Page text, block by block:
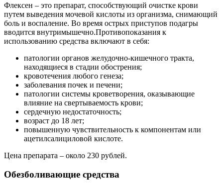
Флексен – это препарат, способствующий очистке крови
путем выведения мочевой кислоты из организма, снимающий
боль и воспаление. Во время острых приступов подагры
вводится внутримышечно.Противопоказания к
использованию средства включают в себя:
патологии органов желудочно-кишечного тракта,
находящиеся в стадии обострения;
кровотечения любого генеза;
заболевания почек и печени;
патологии системы кроветворения, оказывающие
влияние на свертываемость крови;
сердечную недостаточность;
возраст до 18 лет;
повышенную чувствительность к компонентам или
ацетилсалициловой кислоте.
Цена препарата – около 230 рублей.
Обезболивающие средства